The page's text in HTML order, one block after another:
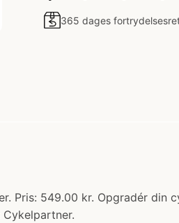
365 dages
Pris: 549.00 kr. Opgradér din